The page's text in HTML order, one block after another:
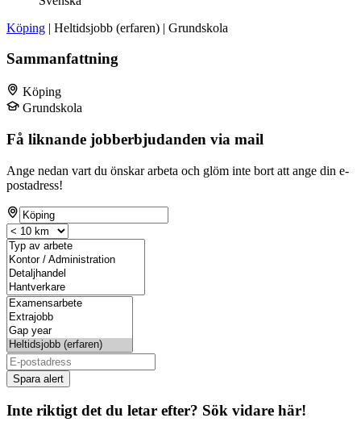
Köping | Heltidsjobb (erfaren) | Grundskola
Sammanfattning
Köping
Grundskola
Få liknande jobberbjudanden via mail
Ange nedan vart du önskar arbeta och glöm inte bort att ange din e-
postadress!
Spara alert
Inte riktigt det du letar efter? Sök vidare här!